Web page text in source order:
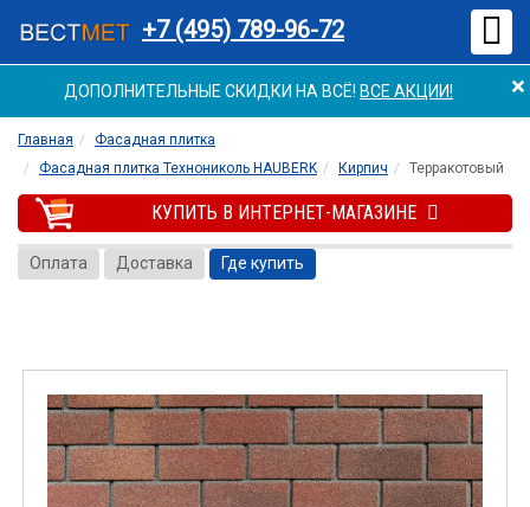
+7 (495) 789-96-72
×
ДОПОЛНИТЕЛЬНЫЕ СКИДКИ НА ВСЁ! ВСЕ АКЦИИ!
Главная
Фасадная плитка
Фасадная плитка Технониколь HAUBERK
Кирпич Терракотовый
КУПИТЬ В ИНТЕРНЕТ-МАГАЗИНЕ
Оплата Доставка Где купить